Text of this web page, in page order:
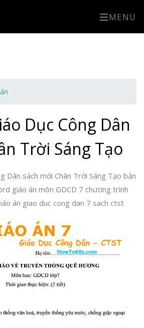
MENU
Dục Công Dân
Trời Sáng Tạo
Dân sách mới Chân Trời Sáng Tạo bản
giáo án môn GDCD 7 chương trình
án giao duc cong dan 7 sach ctst